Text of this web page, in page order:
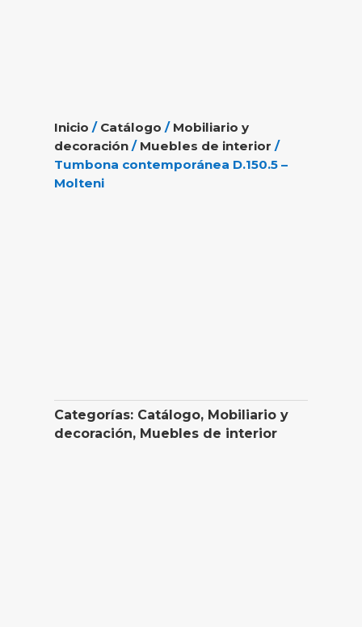
Inicio / Catálogo / Mobiliario y
decoración / Muebles de interior /
Tumbona contemporánea D.150.5 –
Molteni
Categorías: Catálogo, Mobiliario y
decoración, Muebles de interior